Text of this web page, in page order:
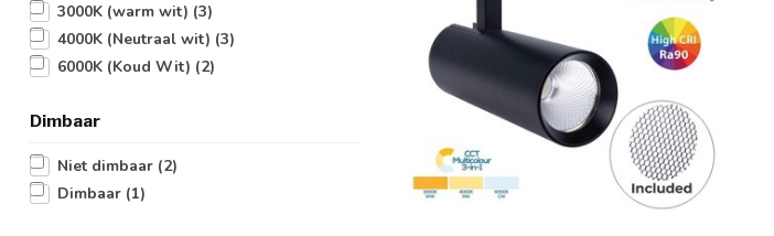
3000K (warm wit) (3)
4000K (Neutraal wit) (3)
6000K (Koud Wit) (2)
Dimbaar
Niet dimbaar (2)
Dimbaar (1)